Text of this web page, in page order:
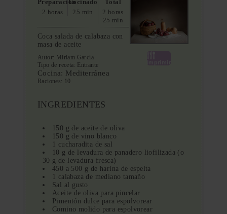
Preparación
2 horas
Cocinado
25 min
Total
2 horas
25 min
Coca salada de calabaza con
masa de aceite
Autor: Miriam García
Tipo de receta: Entrante
Cocina: Mediterránea
Raciones: 10
INGREDIENTES
150 g de aceite de oliva
150 g de vino blanco
1 cucharadita de sal
10 g de levadura de panadero liofilizada (o
30 g de levadura fresca)
450 a 500 g de harina de espelta
1 calabaza de mediano tamaño
Sal al gusto
Aceite de oliva para pincelar
Pimentón dulce para espolvorear
Comino molido para espolvorear